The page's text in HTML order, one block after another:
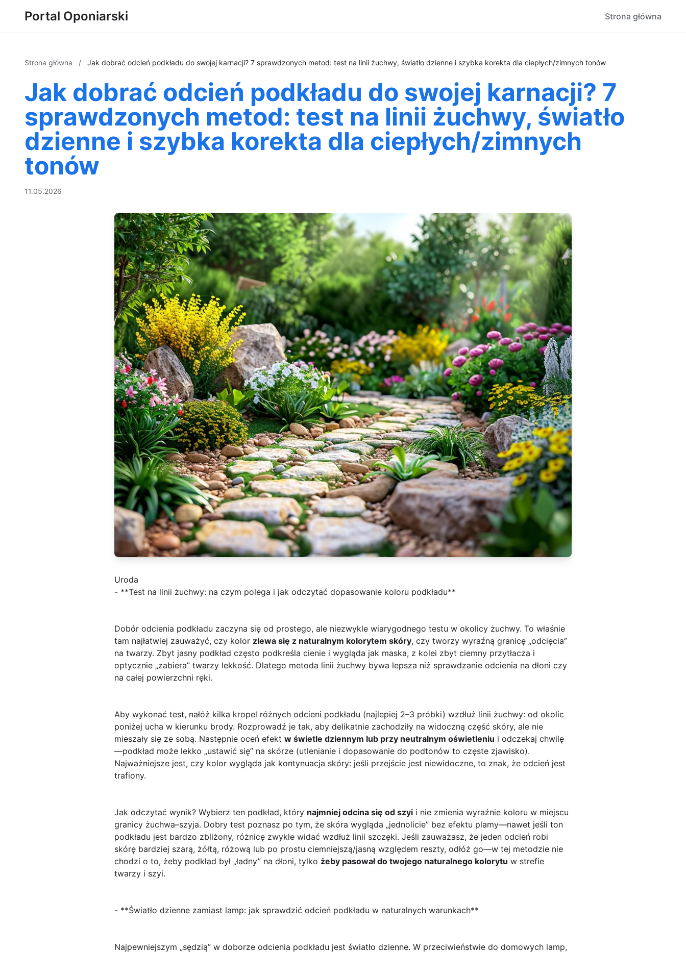
Portal Oponiarski Strona główna
Strona główna / Jak dobrać odcień podkładu do swojej karnacji? 7 sprawdzonych metod: test na linii żuchwy, światło dzienne i szybka korekta dla ciepłych/zimnych tonów
Jak dobrać odcień podkładu do swojej karnacji? 7
sprawdzonych metod: test na linii żuchwy, światło
dzienne i szybka korekta dla ciepłych/zimnych
tonów
11.05.2026
Uroda
- **Test na linii żuchwy: na czym polega i jak odczytać dopasowanie koloru podkładu**
Dobór odcienia podkładu zaczyna się od prostego, ale niezwykle wiarygodnego testu w okolicy żuchwy. To właśnie
tam najłatwiej zauważyć, czy kolor zlewa się z naturalnym kolorytem skóry, czy tworzy wyraźną granicę „odcięcia”
na twarzy. Zbyt jasny podkład często podkreśla cienie i wygląda jak maska, z kolei zbyt ciemny przytłacza i
optycznie „zabiera” twarzy lekkość. Dlatego metoda linii żuchwy bywa lepsza niż sprawdzanie odcienia na dłoni czy
na całej powierzchni ręki.
Aby wykonać test, nałóż kilka kropel różnych odcieni podkładu (najlepiej 2–3 próbki) wzdłuż linii żuchwy: od okolic
poniżej ucha w kierunku brody. Rozprowadź je tak, aby delikatnie zachodziły na widoczną część skóry, ale nie
mieszały się ze sobą. Następnie oceń efekt w świetle dziennym lub przy neutralnym oświetleniu i odczekaj chwilę
—podkład może lekko „ustawić się” na skórze (utlenianie i dopasowanie do podtonów to częste zjawisko).
Najważniejsze jest, czy kolor wygląda jak kontynuacja skóry: jeśli przejście jest niewidoczne, to znak, że odcień jest
trafiony.
Jak odczytać wynik? Wybierz ten podkład, który najmniej odcina się od szyi i nie zmienia wyraźnie koloru w miejscu
granicy żuchwa–szyja. Dobry test poznasz po tym, że skóra wygląda „jednolicie” bez efektu plamy—nawet jeśli ton
podkładu jest bardzo zbliżony, różnicę zwykle widać wzdłuż linii szczęki. Jeśli zauważasz, że jeden odcień robi
skórę bardziej szarą, żółtą, różową lub po prostu ciemniejszą/jasną względem reszty, odłóż go—w tej metodzie nie
chodzi o to, żeby podkład był „ładny” na dłoni, tylko żeby pasował do twojego naturalnego kolorytu w strefie
twarzy i szyi.
- **Światło dzienne zamiast lamp: jak sprawdzić odcień podkładu w naturalnych warunkach**
Najpewniejszym „sędzią” w doborze odcienia podkładu jest światło dzienne. W przeciwieństwie do domowych lamp,